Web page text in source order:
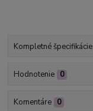
Kompletné špecifikácie
Hodnotenie 0
Komentáre 0